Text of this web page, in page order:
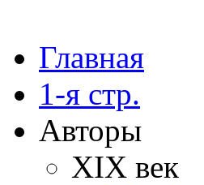
Главная
1-я стр.
Авторы
XIX век